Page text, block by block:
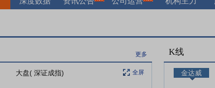
更多
大盘( 深证成指) 全屏
K线
金达威